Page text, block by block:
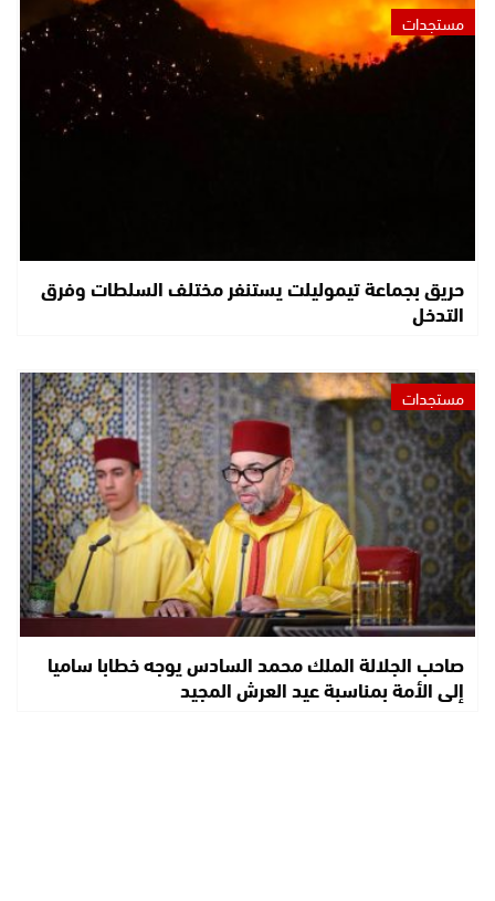
مستجدات
حريق بجماعة تيموليلت يستنفر مختلف السلطات وفرق
التدخل
مستجدات
صاحب الجلالة الملك محمد السادس يوجه خطابا ساميا
إلى الأمة بمناسبة عيد العرش المجيد